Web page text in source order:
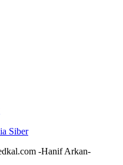
Siber
-Hanif Arkan-